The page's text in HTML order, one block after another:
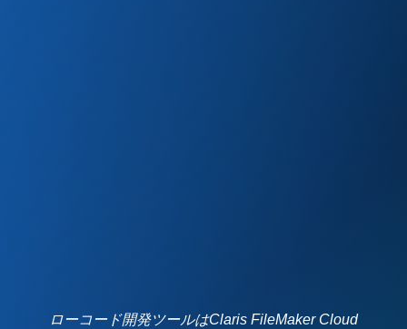
ローコード開発ツールはClaris FileMaker Cloud